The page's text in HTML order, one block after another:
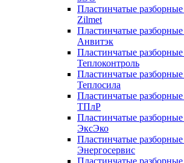
Пластинчатые
Zilmet
Пластинчатые
Анвитэк
Пластинчатые
Теплоконтроль
Пластинчатые
Теплосила
Пластинчатые
ТПлР
Пластинчатые
ЭксЭко
Пластинчатые
Энергосервис
Пластинчатые